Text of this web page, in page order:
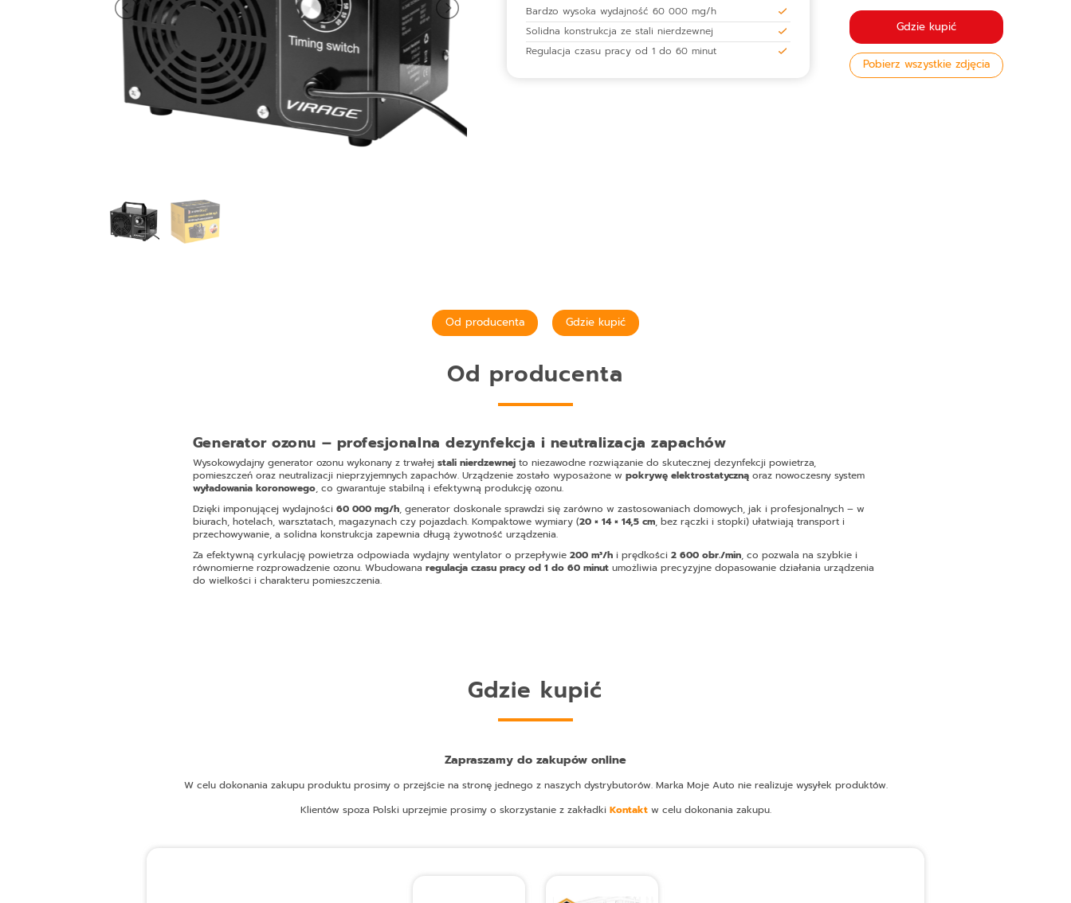
Bardzo wysoka wydajność 60 000 mg/h
Solidna konstrukcja ze stali nierdzewnej
Regulacja czasu pracy od 1 do 60 minut
Gdzie kupić
Pobierz wszystkie zdjęcia
Od producenta Gdzie kupić
Od producenta
Generator ozonu – profesjonalna dezynfekcja i neutralizacja zapachów
Wysokowydajny generator ozonu wykonany z trwałej stali nierdzewnejto niezawodne rozwiązanie do skutecznej dezynfekcji powietrza,
pomieszczeń oraz neutralizacji nieprzyjemnych zapachów. Urządzenie zostało wyposażone w pokrywę elektrostatycznąoraz nowoczesny system
wyładowania koronowego, co gwarantuje stabilną i efektywną produkcję ozonu.
Dzięki imponującej wydajności 60 000 mg/h, generator doskonale sprawdzi się zarówno w zastosowaniach domowych, jak i profesjonalnych – w
biurach, hotelach, warsztatach, magazynach czy pojazdach. Kompaktowe wymiary (20 × 14 × 14,5 cm, bez rączki i stopki) ułatwiają transport i
przechowywanie, a solidna konstrukcja zapewnia długą żywotność urządzenia.
Za efektywną cyrkulację powietrza odpowiada wydajny wentylator o przepływie 200 m³/hi prędkości 2 600 obr./min, co pozwala na szybkie i
równomierne rozprowadzenie ozonu. Wbudowana regulacja czasu pracy od 1 do 60 minutumożliwia precyzyjne dopasowanie działania urządzenia
do wielkości i charakteru pomieszczenia.
Gdzie kupić
Zapraszamy do zakupów online
W celu dokonania zakupu produktu prosimy o przejście na stronę jednego z naszych dystrybutorów. Marka Moje Auto nie realizuje wysyłek produktów.
Klientów spoza Polski uprzejmie prosimy o skorzystanie z zakładki Kontaktw celu dokonania zakupu.